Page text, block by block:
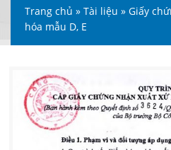
Trang chủ » Tài liệu » Giấy
hóa mẫu D, E